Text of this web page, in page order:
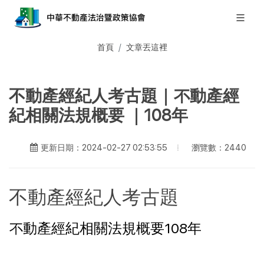
首頁 文章丟這裡
不動產經紀人考古題｜不動產經
紀相關法規概要 ｜108年
更新日期：2024-02-27 02:53:55 瀏覽數：2440
不動產經紀人考古題
不動產經紀相關法規概要108年